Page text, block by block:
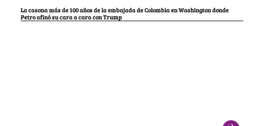
La casona más de 100 años de la embajada de Colombia en Washington donde
Petro afinó su cara a cara con Trump